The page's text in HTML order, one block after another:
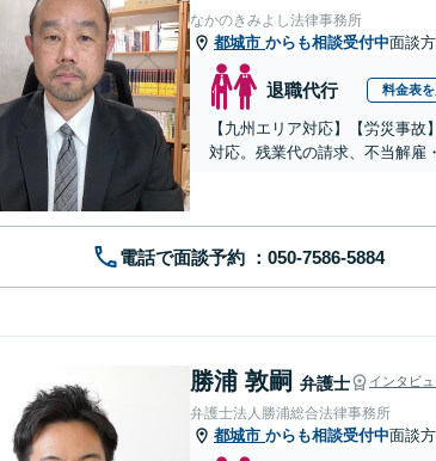
なかのきみよし法律事務所
都城市 からも相談受付中面談
退職代行 料金表
【九州エリア対応】【労災事
対応。残業代の請求、不当解雇
電話で面談予約
勝浦 敦嗣 弁護士 インタビ
弁護士法人勝浦総合法律事務所
都城市 からも相談受付中面談